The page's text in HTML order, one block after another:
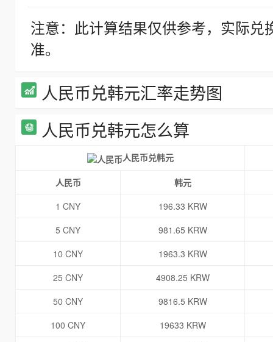
注意：此计算结果仅供参考，实际
准。
人民币兑韩元汇率走势图
人民币兑韩元怎么算
人民币兑韩元
人民币
韩元
1 CNY
196.33 KRW
5 CNY
981.65 KRW
10 CNY
1963.3 KRW
25 CNY
4908.25 KRW
50 CNY
9816.5 KRW
100 CNY
19633 KRW